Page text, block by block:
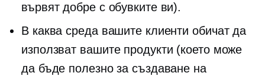
вървят добре с обувките ви).
В каква среда вашите клиенти обичат да
използват вашите продукти (което може
да бъде полезно за създаване на